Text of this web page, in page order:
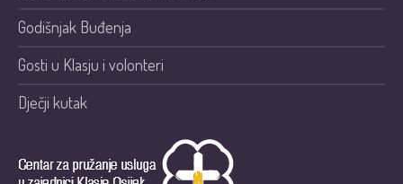
Godišnjak Buđenja
Gosti u Klasju i volonteri
Dječji kutak